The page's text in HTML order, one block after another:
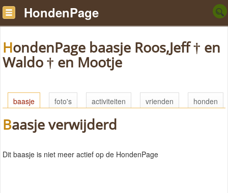
HondenPage
HondenPage baasje Roos,Jeff † en
Waldo † en Mootje
baasje foto's activiteiten vrienden honden
Baasje verwijderd
Dit baasje is niet meer actief op de HondenPage